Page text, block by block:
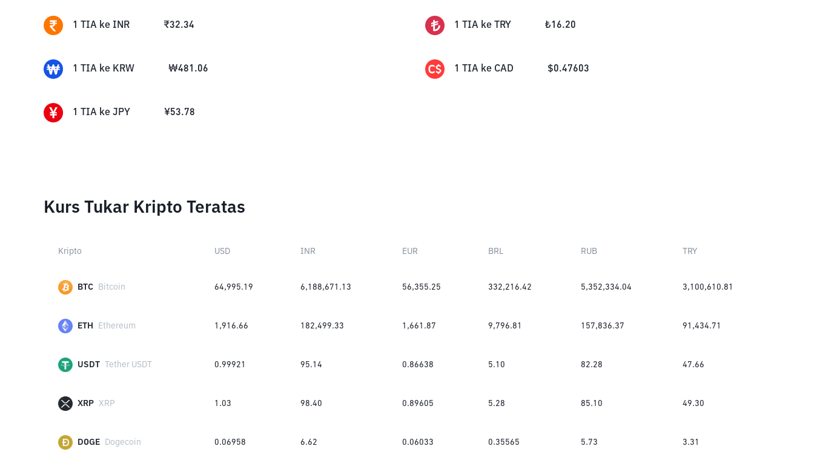
1 TIA ke INR ₹32.34 1 TIA ke TRY ₺16.20
1 TIA ke KRW ₩481.06 1 TIA ke CAD $0.47603
1 TIA ke JPY ¥53.78
Kurs Tukar Kripto Teratas
Kripto USD INR EUR BRL RUB TRY
BTC Bitcoin 64,995.19 6,188,671.13 56,355.25 332,216.42 5,352,334.04 3,100,610.81
ETH Ethereum 1,916.66 182,499.33 1,661.87 9,796.81 157,836.37 91,434.71
USDT Tether USDT 0.99921 95.14 0.86638 5.10 82.28 47.66
XRP XRP 1.03 98.40 0.89605 5.28 85.10 49.30
DOGE Dogecoin 0.06958 6.62 0.06033 0.35565 5.73 3.31